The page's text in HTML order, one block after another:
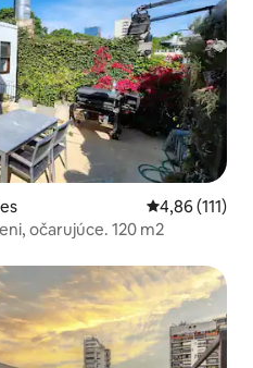
Priemerné
4,86 (111)
očarujúce. 120 m2